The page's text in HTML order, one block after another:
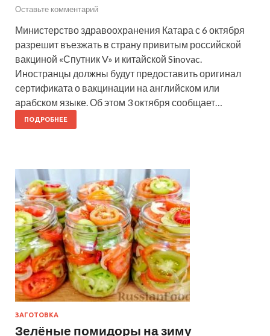
Оставьте комментарий
Министерство здравоохранения Катара с 6 октября
разрешит въезжать в страну привитым российской
вакциной «Спутник V» и китайской Sinovac.
Иностранцы должны будут предоставить оригинал
сертификата о вакцинации на английском или
арабском языке. Об этом 3 октября сообщает…
ПОДРОБНЕЕ
ЗАГОТОВКА
Зелёные помидоры на зиму